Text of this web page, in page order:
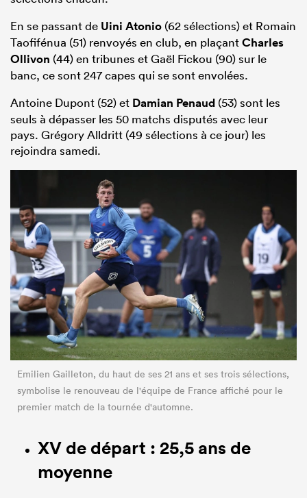
En se passant de Uini Atonio (62 sélections) et Romain
Taofifénua (51) renvoyés en club, en plaçantCharles
Ollivon (44) en tribunes et Gaël Fickou (90) sur le
banc, ce sont 247 capes qui se sont envolées.
Antoine Dupont (52) et Damian Penaud (53) sont les
seuls à dépasser les 50 matchs disputés avec leur
pays. Grégory Alldritt (49 sélections à ce jour) les
rejoindra samedi.
Emilien Gailleton, du haut de ses 21 ans et ses trois sélections,
symbolise le renouveau de l'équipe de France affiché pour le
premier match de la tournée d'automne.
XV de départ : 25,5 ans de
moyenne